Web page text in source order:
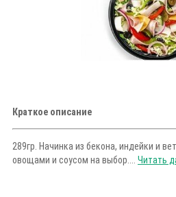
Краткое описание
289гр. Начинка из бекона, индейки и
овощами и соусом на выбор.... Читать